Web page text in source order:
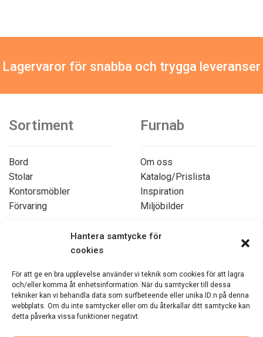
Hantera samtycke för
cookies
För att ge en bra upplevelse använder vi teknik som cookies för att lagra
och/eller komma åt enhetsinformation. När du samtycker till dessa
tekniker kan vi behandla data som surfbeteende eller unika ID:n på denna
webbplats. Om du inte samtycker eller om du återkallar ditt samtycke kan
detta påverka vissa funktioner negativt.
Lagervaror för snabba och trygga leveranser
Sortiment
Bord
Stolar
Kontorsmöbler
Förvaring
Dukar och textilier
Vagnar
Övriga produkter
Furnab
Om oss
Katalog/Prislista
Inspiration
Miljöbilder
Köpvillkor